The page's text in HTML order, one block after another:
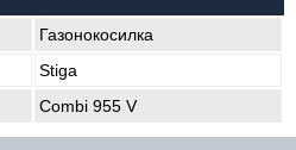
Газонокосилка
Stiga
Combi 955 V